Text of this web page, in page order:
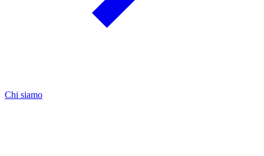
Chi siamo